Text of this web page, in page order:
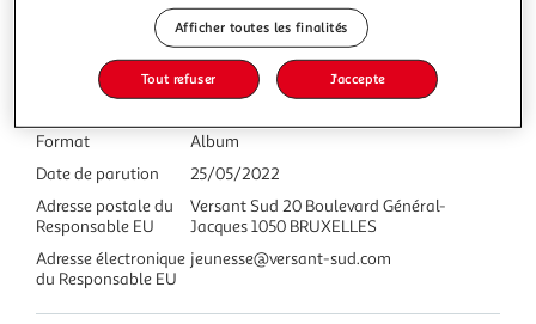
Format
Album
Date de parution
25/05/2022
Adresse postale du
Responsable EU
Versant Sud 20 Boulevard Général-
Jacques 1050 BRUXELLES
Adresse électronique
du Responsable EU
jeunesse@versant-sud.com
Afficher toutes les finalités
Tout refuser J'accepte